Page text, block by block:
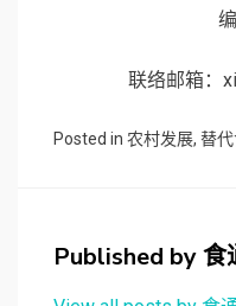
联络邮箱：
Posted in 农村发展, 替
Published by食